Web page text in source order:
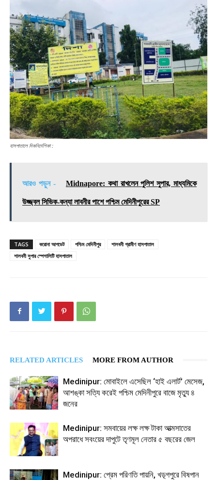
হাসপাতালে দিকনির্দেশিকা :
আরও পড়ুন - Midnapore: কথা রাখলেন পুলিশ সুপার, মাধ্যমিকে
উজ্জ্বল সিভিক-কন্যা লাবনীর পাশে পশ্চিম মেদিনীপুরের SP
TAGS করোনা আপডেট পশ্চিম মেদিনীপুর
শালবনী গ্রামীণ হাসপাতাল
শালবনী সুপার স্পেশালিটি হাসপাতাল
RELATED ARTICLES MORE FROM AUTHOR
Medinipur: মোবাইলে এসেছিল ‘হাই এলার্ট’ মেসেজ,
আশঙ্কা সত্যি করেই পশ্চিম মেদিনীপুরে বাজে মৃত্যু ৪
জনের
Medinipur: সমবায়ের লক্ষ লক্ষ টাকা আত্মসাতের
অপরাধে সবংয়ের দাপুটে তৃণমূল নেতার ৫ বছরের জেল
Medinipur: প্রেম পরিণতি পায়নি, খড়্গপুরে বিষপান